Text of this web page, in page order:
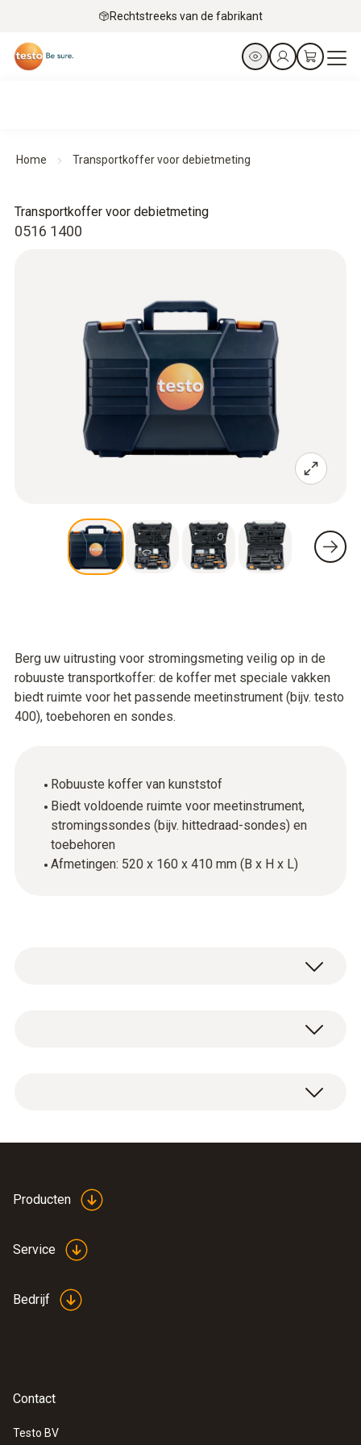
Rechtstreeks van de fabrikant
Home Transportkoffer voor debietmeting
0516 1400
Transportkoffer voor debietmeting
Berg uw uitrusting voor stromingsmeting veilig op in de
robuuste transportkoffer: de koffer met speciale vakken
biedt ruimte voor het passende meetinstrument (bijv. testo
400), toebehoren en sondes.
Robuuste koffer van kunststof
Biedt voldoende ruimte voor meetinstrument,
stromingssondes (bijv. hittedraad-sondes) en
toebehoren
Afmetingen: 520 x 160 x 410 mm (B x H x L)
plastik
Product colour
Producten
Service
Bedrijf
Contact
Testo BV